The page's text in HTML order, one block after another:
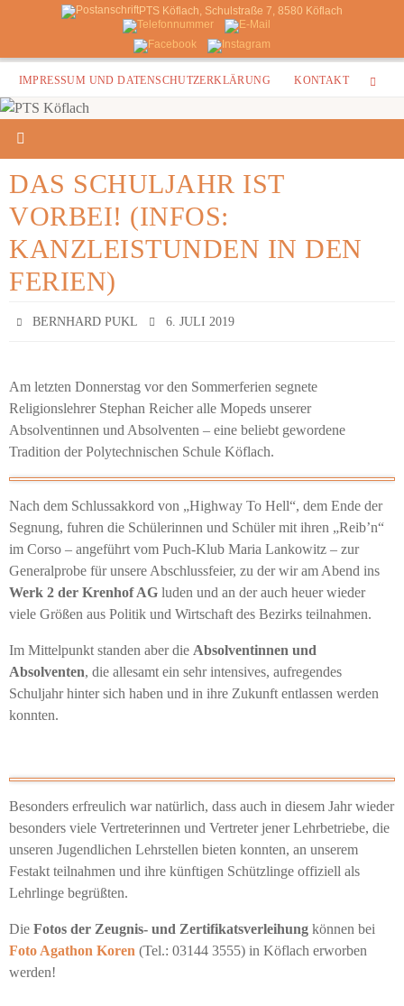
PTS Köflach, Schulstraße 7, 8580 Köflach
Zum
Inhalt
springen
IMPRESSUM UND DATENSCHUTZERKLÄRUNG KONTAKT
DAS SCHULJAHR IST
VORBEI! (INFOS:
KANZLEISTUNDEN IN DEN
FERIEN)
BERNHARD PUKL 6. JULI 2019
Am letzten Donnerstag vor den Sommerferien segnete
Religionslehrer Stephan Reicher alle Mopeds unserer
Absolventinnen und Absolventen – eine beliebt gewordene
Tradition der Polytechnischen Schule Köflach.
Nach dem Schlussakkord von „Highway To Hell“, dem Ende der
Segnung, fuhren die Schülerinnen und Schüler mit ihren „Reib’n“
im Corso – angeführt vom Puch-Klub Maria Lankowitz – zur
Generalprobe für unsere Abschlussfeier, zu der wir am Abend ins
Werk 2 der Krenhof AG luden und an der auch heuer wieder
viele Größen aus Politik und Wirtschaft des Bezirks teilnahmen.
Im Mittelpunkt standen aber die Absolventinnen und
Absolventen, die allesamt ein sehr intensives, aufregendes
Schuljahr hinter sich haben und in ihre Zukunft entlassen werden
konnten.
Besonders erfreulich war natürlich, dass auch in diesem Jahr wieder
besonders viele Vertreterinnen und Vertreter jener Lehrbetriebe, die
unseren Jugendlichen Lehrstellen bieten konnten, an unserem
Festakt teilnahmen und ihre künftigen Schützlinge offiziell als
Lehrlinge begrüßten.
Die Fotos der Zeugnis- und Zertifikatsverleihung können bei
Foto Agathon Koren (Tel.: 03144 3555) in Köflach erworben
werden!